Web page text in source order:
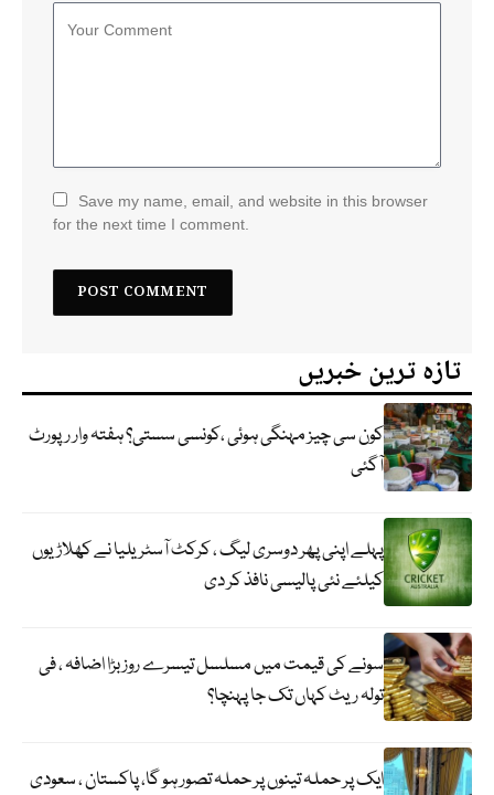
Save my name, email, and website in this browser
for the next time I comment.
تازہ ترین خبریں
کون سی چیز مہنگی ہوئی ،کونسی سستی؟ ہفتہ وار رپورٹ
آگئی
پہلے اپنی پھر دوسری لیگ ، کرکٹ آسٹریلیا نے کھلاڑیوں
کیلئے نئی پالیسی نافذ کر دی
سونے کی قیمت میں مسلسل تیسرے روز بڑا اضافہ ، فی
تولہ ریٹ کہاں تک جا پہنچا؟
ایک پر حملہ تینوں پر حملہ تصور ہو گا، پاکستان ، سعودی